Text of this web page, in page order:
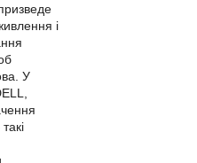
і
У
такі